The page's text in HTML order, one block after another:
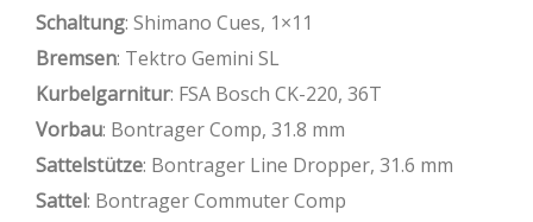
Schaltung: Shimano Cues, 1×11
Bremsen: Tektro Gemini SL
Kurbelgarnitur: FSA Bosch CK-220, 36T
Vorbau: Bontrager Comp, 31.8 mm
Sattelstütze: Bontrager Line Dropper, 31.6 mm
Sattel: Bontrager Commuter Comp